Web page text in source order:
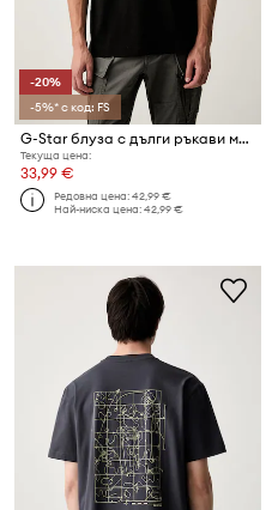
-20%
-5%* с код: FS
G-Star блуза с дълги ръкави мъжка от памук True regular r t
Текуща цена:
33,99 €
Редовна цена:42,99 €
Най-ниска цена:42,99 €